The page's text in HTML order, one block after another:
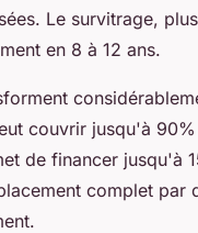
Le survitrage,
en 8 à 12 ans.
couvrir jusqu'à
de financer jusqu'à
complet